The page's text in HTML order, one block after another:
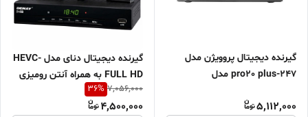
گیرنده دیجیتال پروویژن مدل
247-pro20 plus مدل
5,112,000
گیرنده دیجیتال دنای مدل HEVC-
FULL HD به همراه آنتن رومیزی
سیما باخ
7,056,000
36%
4,500,000